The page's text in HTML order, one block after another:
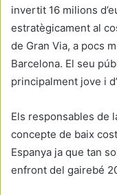
invertit 16 milions
estratègicament al
de Gran Via, a pocs
Barcelona. El seu
principalment jove i
Els responsables de
concepte de baix
Espanya ja que tan
enfront del gairebé